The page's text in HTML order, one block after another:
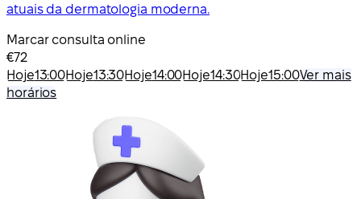
atuais da dermatologia moderna.
Marcar consulta online
€72
Hoje13:00Hoje13:30Hoje14:00Hoje14:30Hoje15:00Ver mais
horários